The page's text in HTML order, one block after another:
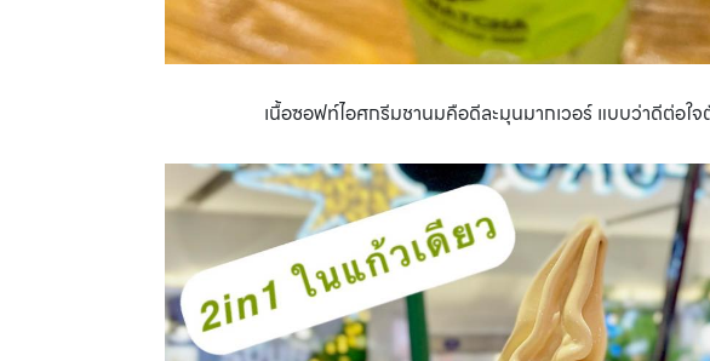
เนื้อซอฟท์ไอศกรีมชานมคือดีละมุนมากเวอร์ แบบว่าดีต่อใจ